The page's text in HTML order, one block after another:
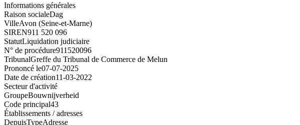
Informations générales
Raison socialeDag
VilleAvon (Seine-et-Marne)
SIREN911 520 096
StatutLiquidation judiciaire
N° de procédure911520096
TribunalGreffe du Tribunal de Commerce de Melun
Prononcé le07-07-2025
Date de création11-03-2022
Secteur d'activité
GroupeBouwnijverheid
Code principal43
Établissements / adresses
DepuisTypeAdresse